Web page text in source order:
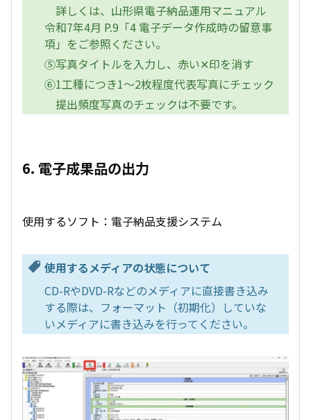
詳しくは、山形県電子納品運用マニュアル
令和7年4月 P.9「4 電子データ作成時の留意事
項」をご参照ください。
⑤写真タイトルを入力し、赤い✕印を消す
⑥1工種につき1～2枚程度代表写真にチェック
提出頻度写真のチェックは不要です。
6. 電子成果品の出力
使用するソフト：電子納品支援システム
使用するメディアの状態について
CD-RやDVD-Rなどのメディアに直接書き込み
する際は、フォーマット（初期化）していな
いメディアに書き込みを行ってください。